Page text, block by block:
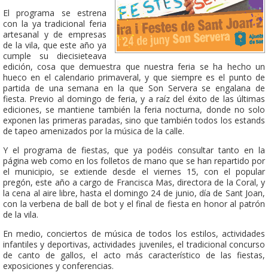
El programa se estrena
con la ya tradicional feria
artesanal y de empresas
de la vila, que este año ya
cumple su diecisieteava
edición, cosa que demuestra que nuestra feria se ha hecho un
hueco en el calendario primaveral, y que siempre es el punto de
partida de una semana en la que Son Servera se engalana de
fiesta. Previo al domingo de feria, y a raíz del éxito de las últimas
ediciones, se mantiene también la feria nocturna, donde no solo
exponen las primeras paradas, sino que también todos los estands
de tapeo amenizados por la música de la calle.
Y el programa de fiestas, que ya podéis consultar tanto en la
página web como en los folletos de mano que se han repartido por
el municipio, se extiende desde el viernes 15, con el popular
pregón, este año a cargo de Francisca Mas, directora de la Coral, y
la cena al aire libre, hasta el domingo 24 de junio, día de Sant Joan,
con la verbena de ball de bot y el final de fiesta en honor al patrón
de la vila.
En medio, conciertos de música de todos los estilos, actividades
infantiles y deportivas, actividades juveniles, el tradicional concurso
de canto de gallos, el acto más característico de las fiestas,
exposiciones y conferencias.